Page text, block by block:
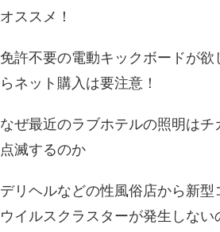
オススメ！
免許不要の電動キックボードが欲
らネット購入は要注意！
なぜ最近のラブホテルの照明はチ
点滅するのか
デリヘルなどの性風俗店から新型
ウイルスクラスターが発生しない